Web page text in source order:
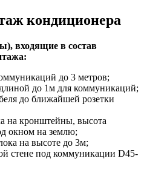
кондиционера
входящие в состав
до 3 метров;
до 1м для коммуникаций;
до ближайшей розетки
на кронштейны, высота
окном на землю;
на высоте до 3м;
стене под коммуникации D45-